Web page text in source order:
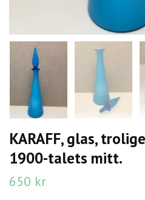
KARAFF, glas,
1900-talets mitt.
650 kr